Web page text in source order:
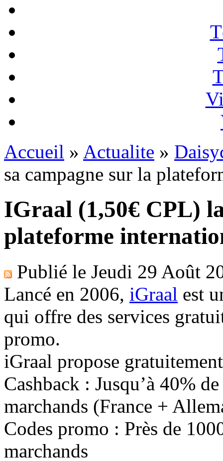
Accueil » Actualite »
sa campagne sur la
IGraal (1,50€ CPL)
plateforme
Publié le Jeudi 29 Août
Lancé en 2006, iGraal est
qui offre des services
promo.
iGraal propose
Cashback : Jusqu’à 40%
marchands (France +
Codes promo : Près de
marchands